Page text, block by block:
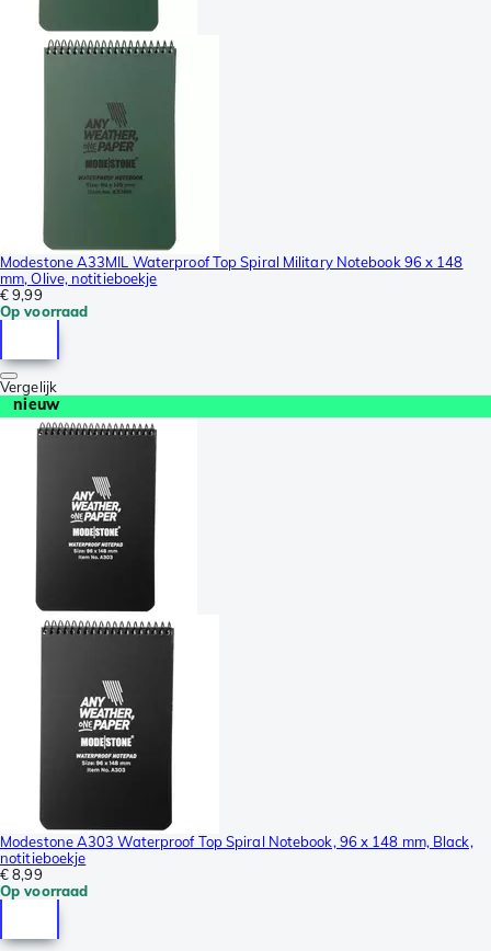
Modestone A33MIL Waterproof Top Spiral Military Notebook 96 x 148
mm, Olive, notitieboekje
€ 9,99
Op voorraad
Vergelijk
nieuw
Modestone A303 Waterproof Top Spiral Notebook, 96 x 148 mm, Black,
notitieboekje
€ 8,99
Op voorraad